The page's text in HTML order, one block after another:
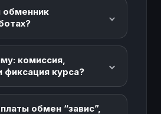
обменник
комиссия,
фиксация курса?
обмен “завис”,